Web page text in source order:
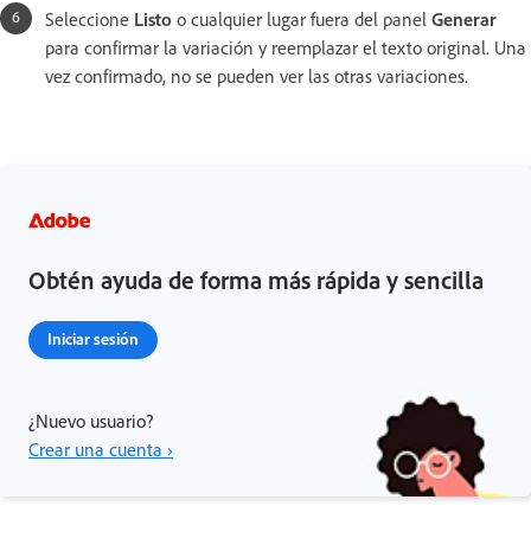
Seleccione Listo o cualquier lugar fuera del panel Generar
para confirmar la variación y reemplazar el texto original. Una
vez confirmado, no se pueden ver las otras variaciones.
Obtén ayuda de forma más rápida y sencilla
Iniciar sesión
¿Nuevo usuario?
Crear una cuenta ›